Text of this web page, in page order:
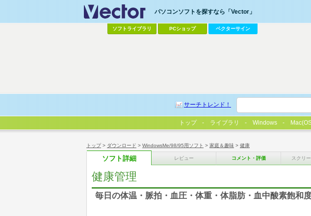
トップ> ダウンロード > WindowsMe/98/95用ソフト > 家庭＆趣味 > 健康
ソフト詳細 レビュー コメント・評価 スクリ
健康管理
毎日の体温・脈拍・血圧・体重・体脂肪・血中酸素飽和
パソコンソフトを探すなら「Vector」
ソフトライブラリ PCショップ ベクターサイン
サーチトレンド！
トップ ライブラリ Windows